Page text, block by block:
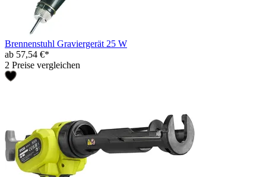
Brennenstuhl Graviergerät 25 W
ab 57,54 €*
2 Preise vergleichen